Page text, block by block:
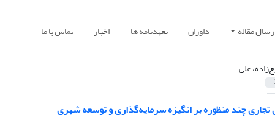
مقاله داوران تعهدنامه ها اخبار تماس با ما
علی
چند منظوره بر انگیزه سرمایه‌گذاری و توسعه شهری